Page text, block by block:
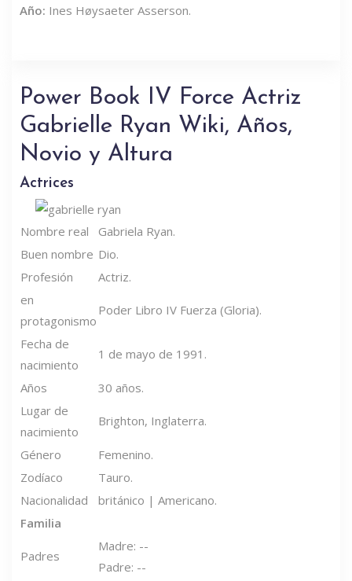
Año: Ines Høysaeter Asserson.
Power Book IV Force Actriz
Gabrielle Ryan Wiki, Años,
Novio y Altura
Actrices
Nombre real
Gabriela Ryan.
Buen nombre Dio.
Profesión
Actriz.
en
protagonismo
Poder Libro IV Fuerza (Gloria).
Fecha de
nacimiento
1 de mayo de 1991.
Años
30 años.
Lugar de
nacimiento
Brighton, Inglaterra.
Género
Femenino.
Zodíaco
Tauro.
Nacionalidad
británico | Americano.
Familia
Padres
Madre: --
Padre: --